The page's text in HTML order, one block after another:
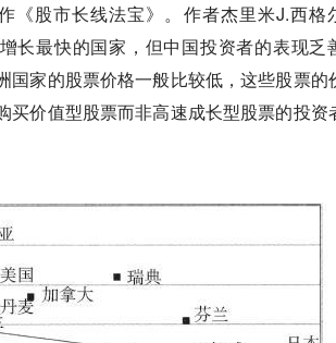
《股市长线法宝》。作者杰里米J.西格
长最快的国家，但中国投资者的表现乏
国家的股票价格一般比较低，这些股票的
买价值型股票而非高速成长型股票的投资